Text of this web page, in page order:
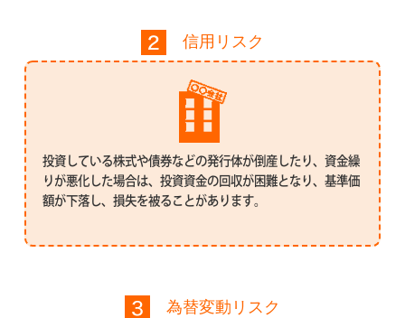
信用リスク
投資している株式や債券などの発行体が倒産したり、資金繰
りが悪化した場合は、投資資金の回収が困難となり、基準価
額が下落し、損失を被ることがあります。
為替変動リスク